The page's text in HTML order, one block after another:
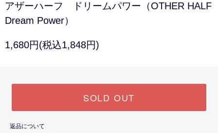
アザーハーフ ドリームパワー（OTHER HALF
Dream Power）
1,680円(税込1,848円)
SOLD OUT
返品について